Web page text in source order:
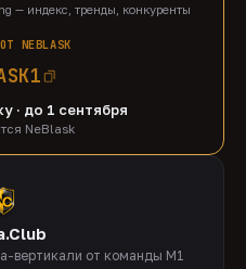
— индекс, тренды, конкуренты
NEBLASK
· до 1 сентября
NeBlask
вертикали от команды M1